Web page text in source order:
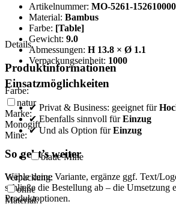
Artikelnummer: MO-5261-
Material: Bambus
Farbe: [Table]
Gewicht: 9.0
Abmessungen: H 13.8 × Ø 1.1
Verpackungseinheit: 1000
Einsatzmöglichkeiten
✔ Privat & Business: geeignet für
✔ Ebenfalls sinnvoll fürEinzug
✔ Und als Option fürEinzug
So geht’s weiter
Wähle deine Variante, ergänze ggf. Text/
schließe die Bestellung ab – die Umsetzung
Produktoptionen.
Details
Produktinformationen
Farbe:
natur
Marke:
Monogift
Mine:
blaue Mine
Verpackung:
ohne
Material: